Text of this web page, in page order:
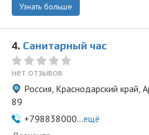
Узнать больше
4. Санитарный час
нет отзывов
Россия, Краснодарский край,
89
+798838000...ещё